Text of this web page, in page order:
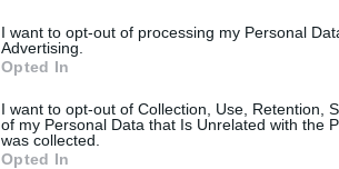
I want to opt-out of processing my Personal
Advertising.
Opted In
I want to opt-out of Collection, Use, Retention,
of my Personal Data that Is Unrelated with the
was collected.
Opted In